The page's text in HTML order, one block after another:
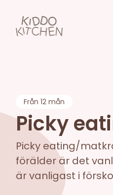
Från 12 mån
Picky
Picky eating/
förälder är det
är vanligast i